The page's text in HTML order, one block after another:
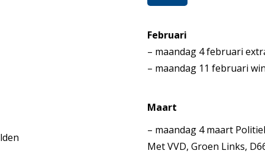
Februari
– maandag 4 februari
– maandag 11 februari
Maart
– maandag 4 maart
Met VVD, Groen Links,